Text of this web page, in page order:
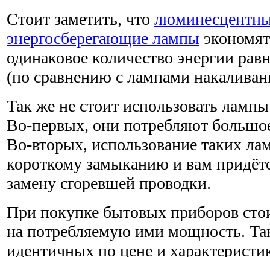
Стоит заметить, что
энергосберегающие лампы
одинаковое количество энергии
(по сравнению с лампами
Так же не стоит использовать
Во-первых, они потребляют
Во-вторых, использование таких
короткому замыканию и вам
замену сгоревшей проводки.
При покупке бытовых приборов
на потребляемую ими мощность.
идентичных по цене и